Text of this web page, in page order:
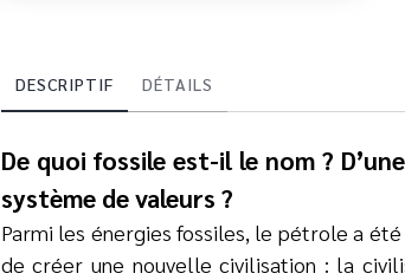
DESCRIPTIF DÉTAILS
De quoi fossile est-il le nom ?
système de valeurs ?
Parmi les énergies fossiles, le pétrole a
de créer une nouvelle civilisation : la